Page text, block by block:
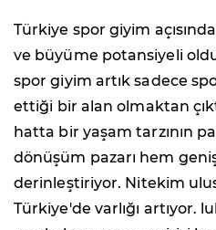
Türkiye spor giyim
ve büyüme potansiyeli
spor giyim artık sadece
ettiği bir alan olmaktan
hatta bir yaşam tarzının
dönüşüm pazarı hem
derinleştiriyor. Nitekim
Türkiye'de varlığı artıyor.